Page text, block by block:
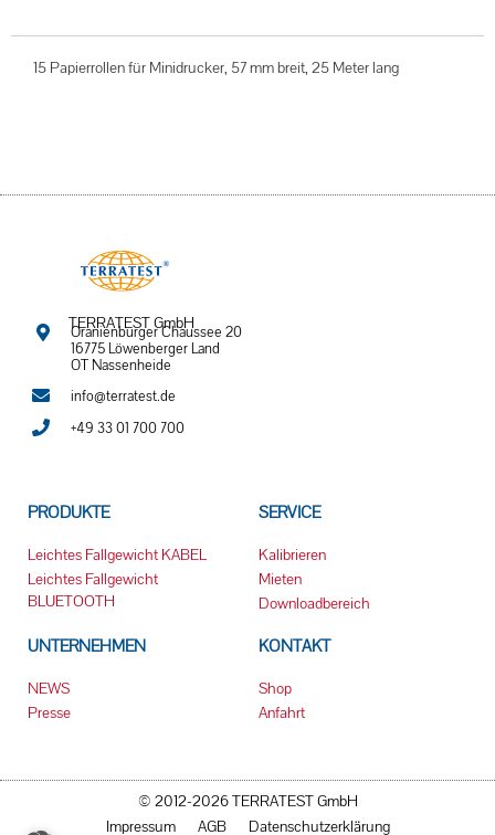
15 Papierrollen für Minidrucker, 57 mm breit, 25 Meter lang
TERRATEST GmbH
Oranienburger Chaussee 20
16775 Löwenberger Land
OT Nassenheide
info@terratest.de
+49 33 01 700 700
PRODUKTE
Leichtes Fallgewicht KABEL
Leichtes Fallgewicht
BLUETOOTH
SERVICE
Kalibrieren
Mieten
Downloadbereich
UNTERNEHMEN
NEWS
Presse
KONTAKT
Shop
Anfahrt
© 2012-2026 TERRATEST GmbH
Impressum
AGB Datenschutzerklärung